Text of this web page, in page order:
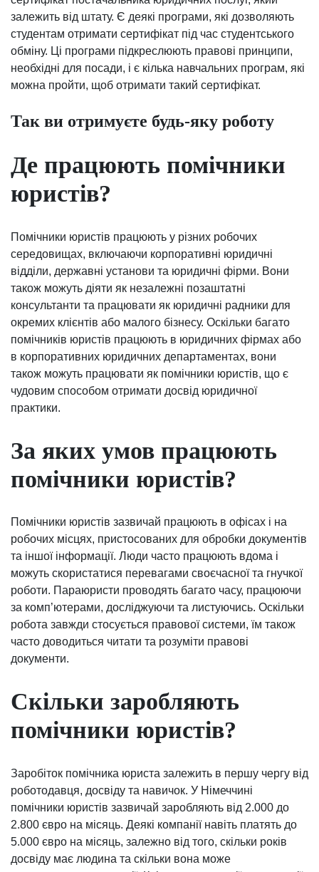
залежить від штату. Є деякі програми, які дозволяють
студентам отримати сертифікат під час студентського
обміну. Ці програми підкреслюють правові принципи,
необхідні для посади, і є кілька навчальних програм, які
можна пройти, щоб отримати такий сертифікат.
Так ви отримуєте будь-яку роботу
Де працюють помічники
юристів?
Помічники юристів працюють у різних робочих
середовищах, включаючи корпоративні юридичні
відділи, державні установи та юридичні фірми. Вони
також можуть діяти як незалежні позаштатні
консультанти та працювати як юридичні радники для
окремих клієнтів або малого бізнесу. Оскільки багато
помічників юристів працюють в юридичних фірмах або
в корпоративних юридичних департаментах, вони
також можуть працювати як помічники юристів, що є
чудовим способом отримати досвід юридичної
практики.
За яких умов працюють
помічники юристів?
Помічники юристів зазвичай працюють в офісах і на
робочих місцях, пристосованих для обробки документів
та іншої інформації. Люди часто працюють вдома і
можуть скористатися перевагами своєчасної та гнучкої
роботи. Параюристи проводять багато часу, працюючи
за комп’ютерами, досліджуючи та листуючись. Оскільки
робота завжди стосується правової системи, їм також
часто доводиться читати та розуміти правові
документи.
Скільки заробляють
помічники юристів?
Заробіток помічника юриста залежить в першу чергу від
роботодавця, досвіду та навичок. У Німеччині
помічники юристів зазвичай заробляють від 2.000 до
2.800 євро на місяць. Деякі компанії навіть платять до
5.000 євро на місяць, залежно від того, скільки років
досвіду має людина та скільки вона може